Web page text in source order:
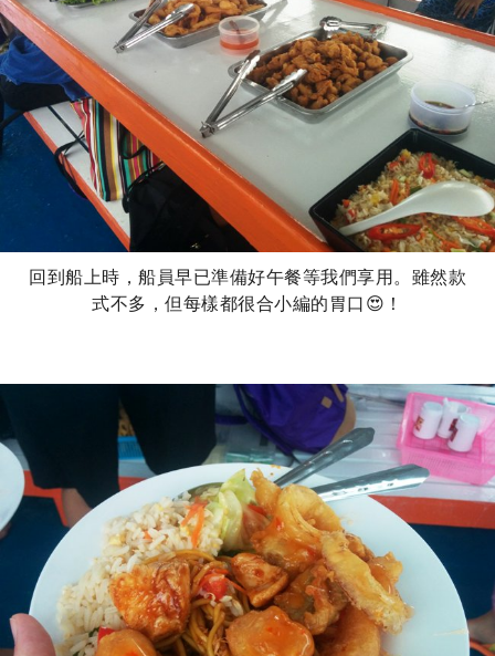
回到船上時，船員早已準備好午餐等我們享用。雖然款
式不多，但每樣都很合小編的胃口😍！